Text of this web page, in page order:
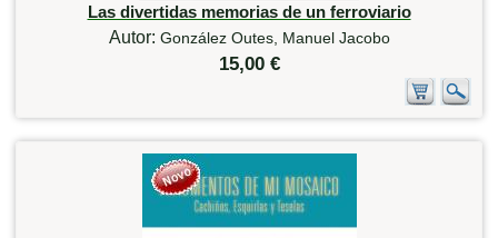
Las divertidas memorias de un ferroviario
Autor: González Outes, Manuel Jacobo
15,00 €